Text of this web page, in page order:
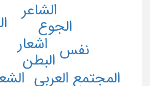
اشعار
البطن
الجوع
الشاعر
المجتمع العربی
نفس